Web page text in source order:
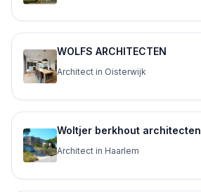
WOLFS ARCHITECTEN
Architect in Oisterwijk
Woltjer berkhout architecten
Architect in Haarlem